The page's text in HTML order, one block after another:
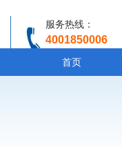
服务热线：
4001850006
首页